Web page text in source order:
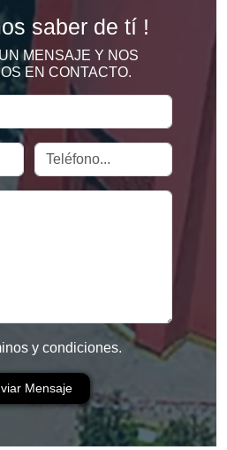
saber de tí !
MENSAJE Y NOS
EN CONTACTO.
y condiciones.
Mensaje